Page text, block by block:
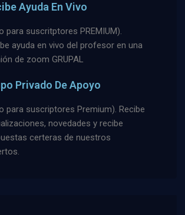
Ayuda En Vivo
para suscritptores PREMIUM).
ayuda en vivo del profesor en una
de zoom GRUPAL
Privado De Apoyo
para suscriptores Premium). Recibe
novedades y recibe
certeras de nuestros